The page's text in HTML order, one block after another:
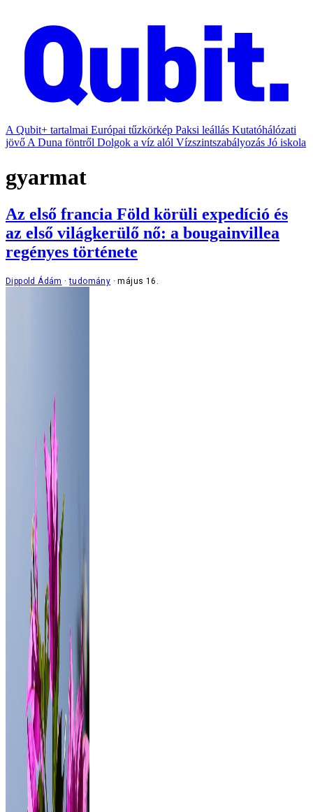
A Qubit+ tartalmai Európai tűzkörkép Paksi leállás Kutatóhálózati
jövő A Duna föntről Dolgok a víz alól Vízszintszabályozás Jó iskola
gyarmat
Az első francia Föld körüli expedíció és
az első világkerülő nő: a bougainvillea
regényes története
Dippold Ádám tudomány május 16.